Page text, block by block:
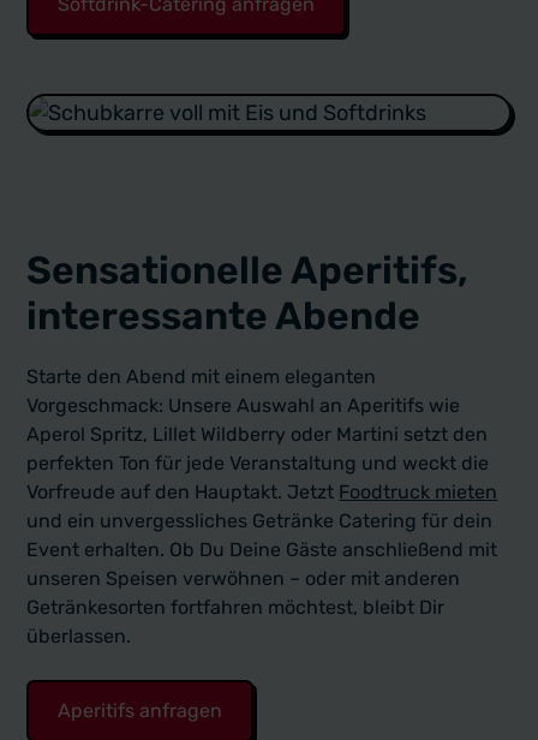
Sensationelle Aperitifs,
interessante Abende
Starte den Abend mit einem eleganten
Vorgeschmack: Unsere Auswahl an Aperitifs wie
Aperol Spritz, Lillet Wildberry oder Martini setzt den
perfekten Ton für jede Veranstaltung und weckt die
Vorfreude auf den Hauptakt. Jetzt Foodtruck mieten
und ein unvergessliches Getränke Catering für dein
Event erhalten. Ob Du Deine Gäste anschließend mit
unseren Speisen verwöhnen – oder mit anderen
Getränkesorten fortfahren möchtest, bleibt Dir
überlassen.
Aperitifs anfragen